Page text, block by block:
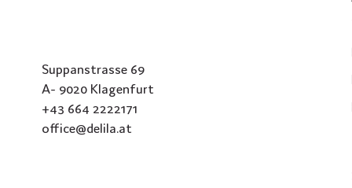
Suppanstrasse 69
A- 9020 Klagenfurt
+43 664 2222171
office@delila.at